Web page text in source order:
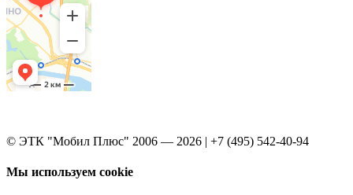
© ЭТК "Мобил Плюс" 2006 — 2026 | +7 (495) 542-40-94
Мы используем cookie